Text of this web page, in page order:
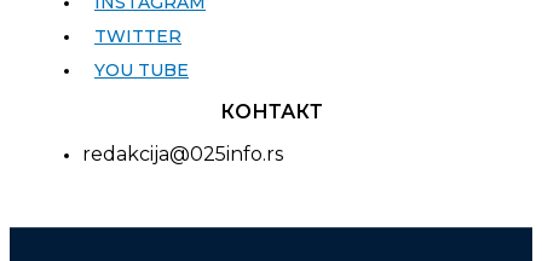
TWITTER
YOU TUBE
КОНТАКТ
redakcija@025info.rs